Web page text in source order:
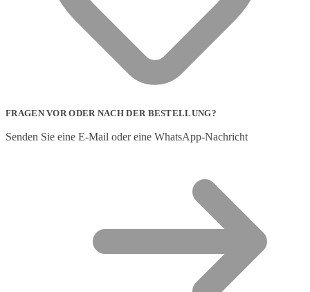
FRAGEN VOR ODER NACH DER BESTELLUNG?
Senden Sie eine E-Mail oder eine WhatsApp-Nachricht